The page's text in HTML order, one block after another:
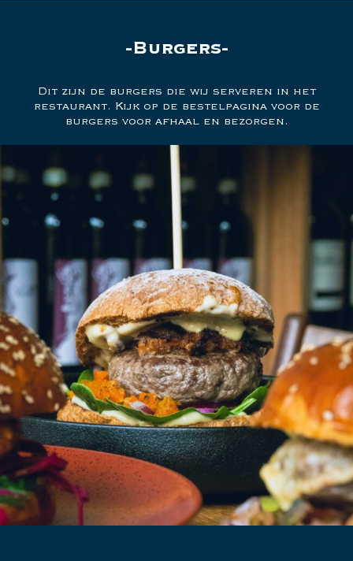
Burgers
Dit zijn de burgers die wij serveren in het
restaurant. Kijk op de bestelpagina voor de
burgers voor afhaal en bezorgen.